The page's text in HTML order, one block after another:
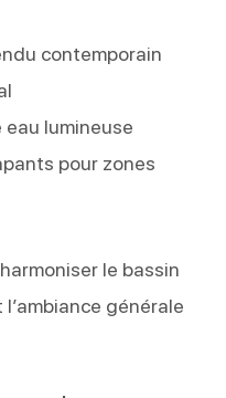
contemporain
lumineuse
pour zones
le bassin
générale